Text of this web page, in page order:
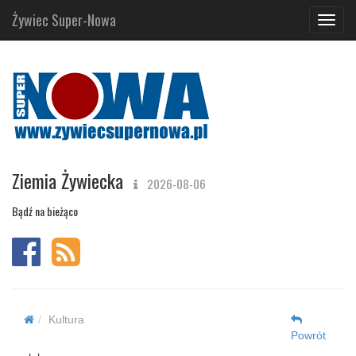
Żywiec Super-Nowa
Ziemia Żywiecka 2026-08-06
Bądź na bieżąco
Kultura
Powrót